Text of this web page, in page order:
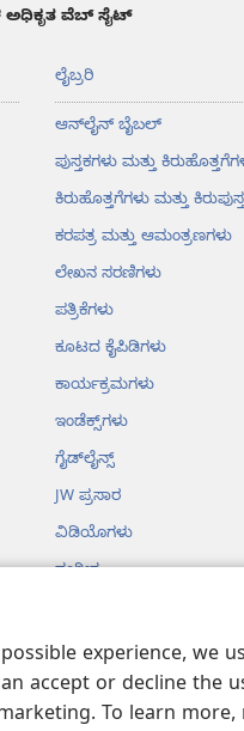
experience, we
accept or decline the
To learn more,
ವೆಬ್ ಸೈಟ್
ಲೈಬ್ರರಿ
ಆನ್‌ಲೈನ್‌ ಬೈಬಲ್‌
ಪುಸ್ತಕಗಳು ಮತ್ತು
ಕಿರುಹೊತ್ತಗೆಗಳು ಮತ್ತು
ಕರಪತ್ರ ಮತ್ತು ಆಮಂತ್ರಣಗಳು
ಲೇಖನ ಸರಣಿಗಳು
ಪತ್ರಿಕೆಗಳು
ಕೂಟದ ಕೈಪಿಡಿಗಳು
ಕಾರ್ಯಕ್ರಮಗಳು
ಇಂಡೆಕ್ಸ್‌ಗಳು
ಗೈಡ್‌ಲೈನ್ಸ್‌
JW ಪ್ರಸಾರ
ವಿಡಿಯೊಗಳು
ಸಂಗೀತ
ನಾಟಕರೂಪದ ಬೈಬಲ್‌ ವಾಚನ